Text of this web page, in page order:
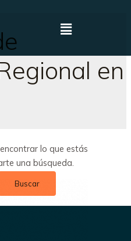
en
lo que estás
una búsqueda.